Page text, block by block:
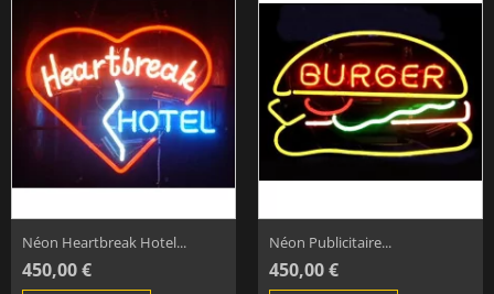
Néon Heartbreak Hotel...
450,00 €
Néon Publicitaire...
450,00 €